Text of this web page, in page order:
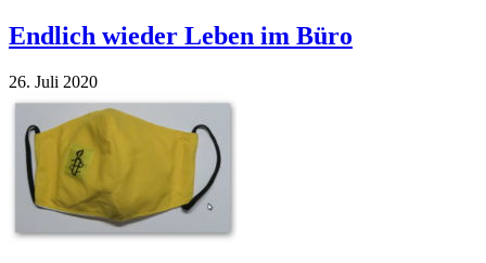
Endlich wieder Leben im Büro
26. Juli 2020